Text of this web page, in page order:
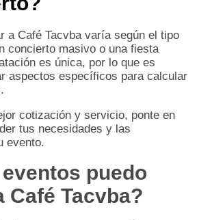
a Café Tacvba varía según el tipo
concierto masivo o una fiesta
es única, por lo que es
aspectos específicos para calcular
cotización y servicio, ponte en
tus necesidades y las
evento.
puedo
Café Tacvba?